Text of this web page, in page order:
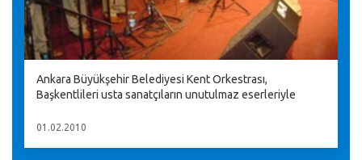
Ankara Büyükşehir Belediyesi Kent Orkestrası,
Başkentlileri usta sanatçıların unutulmaz eserleriyle
01.02.2010